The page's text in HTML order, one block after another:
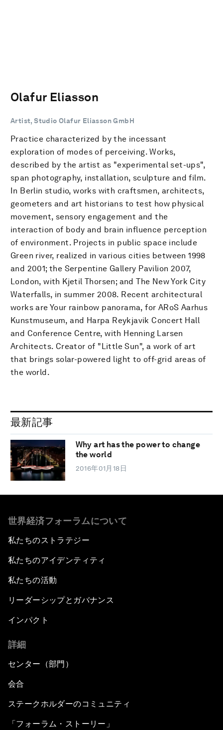
Olafur Eliasson
Artist, Studio Olafur Eliasson GmbH
Practice characterized by the incessant
exploration of modes of perceiving. Works,
described by the artist as "experimental set-ups",
span photography, installation, sculpture and film.
In Berlin studio, works with craftsmen, architects,
geometers and art historians to test how physical
movement, sensory engagement and the
interaction of body and brain influence perception
of environment. Projects in public space include
Green river, realized in various cities between 1998
and 2001; the Serpentine Gallery Pavilion 2007,
London, with Kjetil Thorsen; and The New York City
Waterfalls, in summer 2008. Recent architectural
works are Your rainbow panorama, for ARoS Aarhus
Kunstmuseum, and Harpa Reykjavik Concert Hall
and Conference Centre, with Henning Larsen
Architects. Creator of "Little Sun", a work of art
that brings solar-powered light to off-grid areas of
the world.
最新記事
Why art has the power to change
the world
2016年01月18日
世界経済フォーラムについて
私たちのストラテジー
私たちのアイデンティティ
私たちの活動
リーダーシップとガバナンス
インパクト
詳細
センター（部門）
会合
ステークホルダーのコミュニティ
「フォーラム・ストーリー」